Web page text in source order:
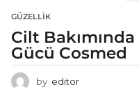
GÜZELLIK
Cilt
Gücü Cosmed
by editor